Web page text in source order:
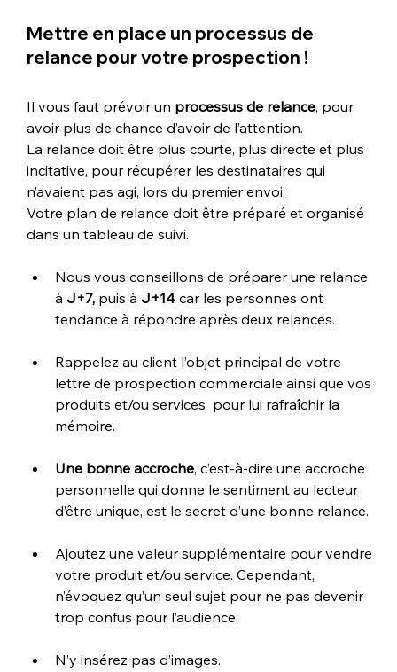
Mettre en place un processus de
relance pour votre prospection !
Il vous faut prévoir un processus de relance, pour
avoir plus de chance d’avoir de l’attention.
La relance doit être plus courte, plus directe et plus
incitative, pour récupérer les destinataires qui
n’avaient pas agi, lors du premier envoi.
Votre plan de relance doit être préparé et organisé
dans un tableau de suivi.
Nous vous conseillons de préparer une relance
à J+7, puis à J+14 car les personnes ont
tendance à répondre après deux relances.
Rappelez au client l’objet principal de votre
lettre de prospection commerciale ainsi que vos
produits et/ou services  pour lui rafraîchir la
mémoire.
Une bonne accroche, c’est-à-dire une accroche
personnelle qui donne le sentiment au lecteur
d’être unique, est le secret d’une bonne relance.
Ajoutez une valeur supplémentaire pour vendre
votre produit et/ou service. Cependant,
n’évoquez qu’un seul sujet pour ne pas devenir
trop confus pour l’audience.
N’y insérez pas d’images.